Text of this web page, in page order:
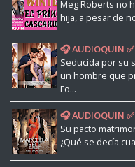
Meg Roberts no
hija, a pesar de
🎧 AUDIOQUIN
Seducida por su
un hombre que
Fo...
🎧 AUDIOQUIN ✅
Su pacto
¿Qué se decía